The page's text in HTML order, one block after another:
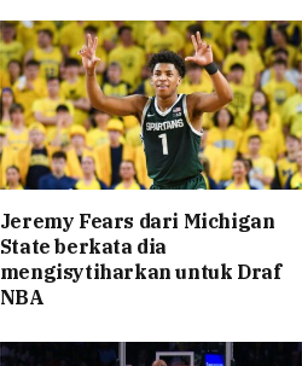
Jeremy Fears dari Michigan
State berkata dia
mengisytiharkan untuk Draf
NBA